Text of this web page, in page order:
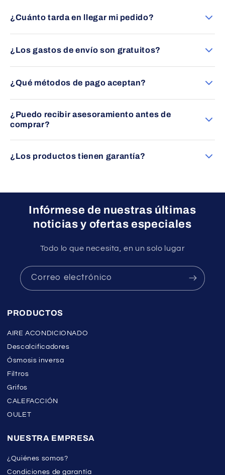
¿Cuánto tarda en llegar mi pedido?
horas en España peninsular (excepto Canarias).
¿Los gastos de envío son gratuitos?
dentro de España peninsular. Consulte las condiciones
¿Qué métodos de pago aceptan?
(Visa/Mastercard) o PayPal, siempre con total seguridad.
¿Puedo recibir asesoramiento antes de
comprar?
para ayudarle a elegir el producto más adecuado a sus
¿Los productos tienen garantía?
Infórmese de nuestras últimas
noticias y ofertas especiales
Todo lo que necesita, en un solo lugar
Correo electrónico
PRODUCTOS
AIRE ACONDICIONADO
Descalcificadores
Ósmosis inversa
Filtros
Grifos
CALEFACCIÓN
OULET
NUESTRA EMPRESA
¿Quiénes somos?
Condiciones de garantía